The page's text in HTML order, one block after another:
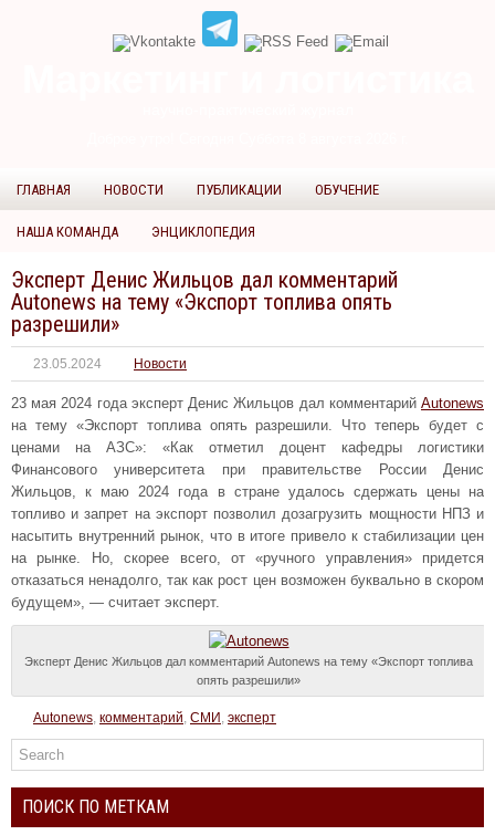
ГЛАВНАЯ НОВОСТИ ПУБЛИКАЦИИ ОБУЧЕНИЕ
НАША КОМАНДА ЭНЦИКЛОПЕДИЯ
Эксперт Денис Жильцов дал комментарий
Autonews на тему «Экспорт топлива опять
разрешили»
23.05.2024 Новости
23 мая 2024 года эксперт Денис Жильцов дал комментарий Autonews
на тему «Экспорт топлива опять разрешили. Что теперь будет с
ценами на АЗС»: «Как отметил доцент кафедры логистики
Финансового университета при правительстве России Денис
Жильцов, к маю 2024 года в стране удалось сдержать цены на
топливо и запрет на экспорт позволил дозагрузить мощности НПЗ и
насытить внутренний рынок, что в итоге привело к стабилизации цен
на рынке. Но, скорее всего, от «ручного управления» придется
отказаться ненадолго, так как рост цен возможен буквально в скором
будущем», — считает эксперт.
Эксперт Денис Жильцов дал комментарий Autonews на тему «Экспорт топлива
опять разрешили»
Autonews, комментарий, СМИ , эксперт
ПОИСК ПО МЕТКАМ